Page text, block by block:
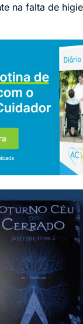
na falta de